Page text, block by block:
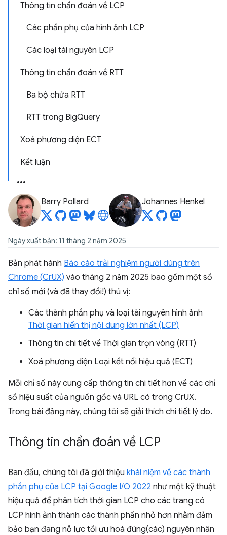
Thông tin chẩn đoán về LCP
Các phần phụ của hình ảnh LCP
Các loại tài nguyên LCP
Thông tin chẩn đoán về RTT
Ba bộ chứa RTT
RTT trong BigQuery
Xoá phương diện ECT
Kết luận
Barry Pollard Johannes Henkel
Ngày xuất bản: 11 tháng 2 năm 2025
Bản phát hành Báo cáo trải nghiệm người dùng trên
Chrome (CrUX) vào tháng 2 năm 2025 bao gồm một số
chỉ số mới (và đã thay đổi!) thú vị:
Các thành phần phụ và loại tài nguyên hình ảnh
Thời gian hiển thị nội dung lớn nhất (LCP)
Thông tin chi tiết về Thời gian trọn vòng (RTT)
Xoá phương diện Loại kết nối hiệu quả (ECT)
Mỗi chỉ số này cung cấp thông tin chi tiết hơn về các chỉ
số hiệu suất của nguồn gốc và URL có trong CrUX.
Trong bài đăng này, chúng tôi sẽ giải thích chi tiết lý do.
Thông tin chẩn đoán về LCP
Ban đầu, chúng tôi đã giới thiệu khái niệm về các thành
phần phụ của LCP tại Google I/O 2022 như một kỹ thuật
hiệu quả để phân tích thời gian LCP cho các trang có
LCP hình ảnh thành các thành phần nhỏ hơn nhằm đảm
bảo bạn đang nỗ lực tối ưu hoá đúng(các) nguyên nhân